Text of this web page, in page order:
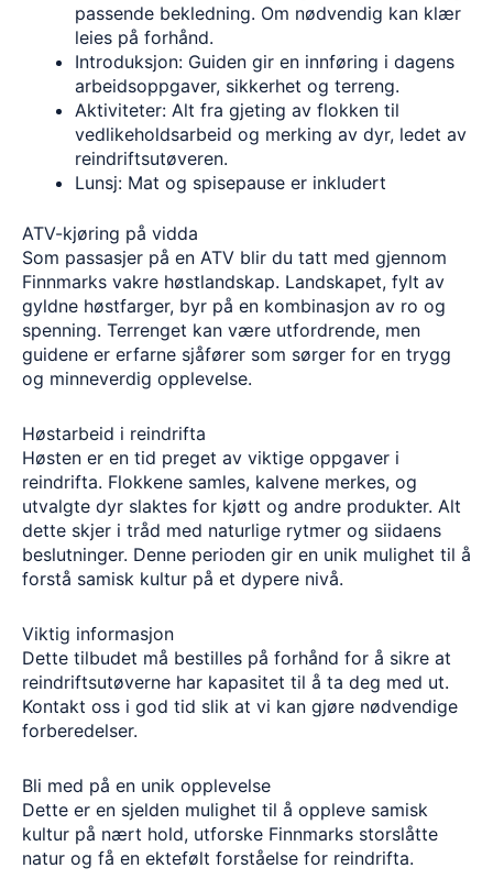
passende bekledning. Om nødvendig kan klær
leies på forhånd.
Introduksjon: Guiden gir en innføring i dagens
arbeidsoppgaver, sikkerhet og terreng.
Aktiviteter: Alt fra gjeting av flokken til
vedlikeholdsarbeid og merking av dyr, ledet av
reindriftsutøveren.
Lunsj: Mat og spisepause er inkludert
ATV-kjøring på vidda
Som passasjer på en ATV blir du tatt med gjennom
Finnmarks vakre høstlandskap. Landskapet, fylt av
gyldne høstfarger, byr på en kombinasjon av ro og
spenning. Terrenget kan være utfordrende, men
guidene er erfarne sjåfører som sørger for en trygg
og minneverdig opplevelse.
Høstarbeid i reindrifta
Høsten er en tid preget av viktige oppgaver i
reindrifta. Flokkene samles, kalvene merkes, og
utvalgte dyr slaktes for kjøtt og andre produkter. Alt
dette skjer i tråd med naturlige rytmer og siidaens
beslutninger. Denne perioden gir en unik mulighet til å
forstå samisk kultur på et dypere nivå.
Viktig informasjon
Dette tilbudet må bestilles på forhånd for å sikre at
reindriftsutøverne har kapasitet til å ta deg med ut.
Kontakt oss i god tid slik at vi kan gjøre nødvendige
forberedelser.
Bli med på en unik opplevelse
Dette er en sjelden mulighet til å oppleve samisk
kultur på nært hold, utforske Finnmarks storslåtte
natur og få en ektefølt forståelse for reindrifta.